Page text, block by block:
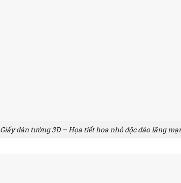
Giấy dán tường 3D – Họa tiết hoa nhỏ độc đáo lãng